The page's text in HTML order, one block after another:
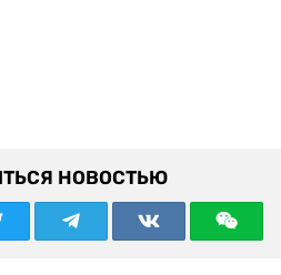
НОВОСТЬЮ